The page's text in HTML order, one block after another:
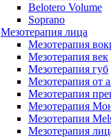
Belotero Volume
Soprano
Мезотерапия лица
Мезотерапия
Мезотерапия век
Мезотерапия губ
Мезотерапия от
Мезотерапия
Мезотерапия
Мезотерапия
Мезотерапия